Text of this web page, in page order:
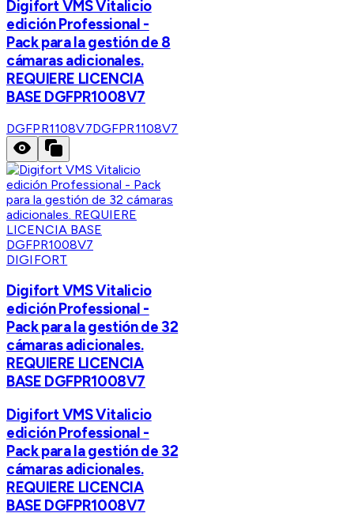
Digifort VMS Vitalicio
edición Professional -
Pack para la gestión de 8
cámaras adicionales.
REQUIERE LICENCIA
BASE DGFPR1008V7
DGFPR1108V7DGFPR1108V7
DIGIFORT
Digifort VMS Vitalicio
edición Professional -
Pack para la gestión de 32
cámaras adicionales.
REQUIERE LICENCIA
BASE DGFPR1008V7
Digifort VMS Vitalicio
edición Professional -
Pack para la gestión de 32
cámaras adicionales.
REQUIERE LICENCIA
BASE DGFPR1008V7